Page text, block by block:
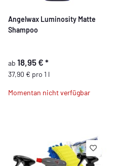
Angelwax Luminosity Matte
Shampoo
ab 18,95 € *
37,90 € pro 1 l
Momentan nicht verfügbar